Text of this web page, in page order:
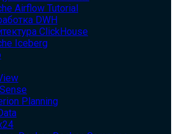
Airflow Tutorial
DWH
ClickHouse
Iceberg
Planning